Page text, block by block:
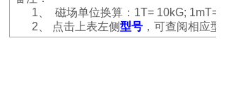
1、
磁场单位换算： 1T= 10kG; 1mT=
2、
点击上表左侧型号 ，可查阅相应型